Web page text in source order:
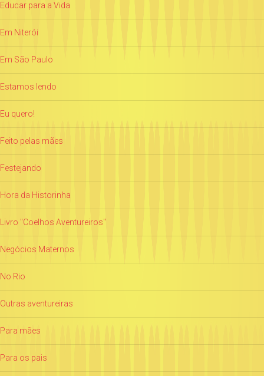
Educar para a Vida
Em Niterói
Em São Paulo
Estamos lendo
Eu quero!
Feito pelas mães
Festejando
Hora da Historinha
Livro "Coelhos Aventureiros"
Negócios Maternos
No Rio
Outras aventureiras
Para mães
Para os pais